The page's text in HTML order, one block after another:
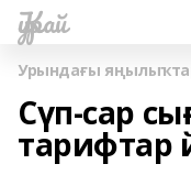
Ҡурай
Урындағы
Сүп-сар
тарифтар